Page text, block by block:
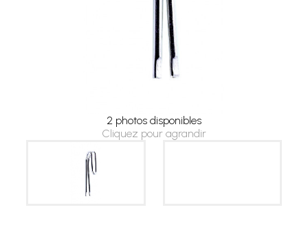
2 photos disponibles
Cliquez pour agrandir